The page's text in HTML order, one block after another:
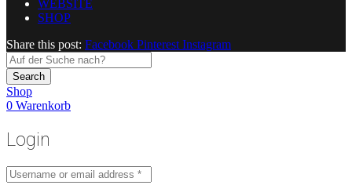
WEBSITE
SHOP
Share this post: Facebook Pinterest Instagram
Search
Shop
0 Warenkorb
Login